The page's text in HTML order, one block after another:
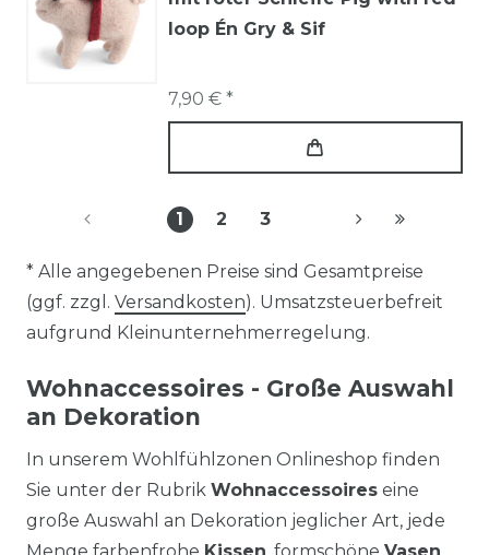
loop Én Gry & Sif
7,90 € *
1 2 3
* Alle angegebenen Preise sind Gesamtpreise
(ggf. zzgl. Versandkosten). Umsatzsteuerbefreit
aufgrund Kleinunternehmerregelung.
Wohnaccessoires - Große Auswahl
an Dekoration
In unserem Wohlfühlzonen Onlineshop finden
Sie unter der Rubrik Wohnaccessoires eine
große Auswahl an Dekoration jeglicher Art, jede